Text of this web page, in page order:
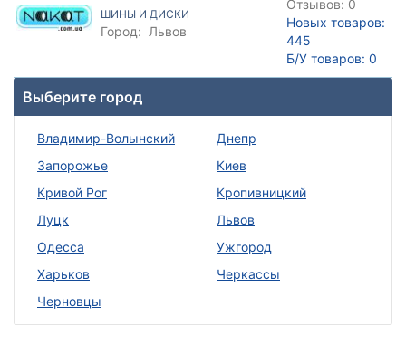
ШИНЫ И ДИСКИ
Город: Львов
Отзывов: 0
Новых товаров:
445
Б/У товаров:0
Выберите город
Владимир-Волынский
Днепр
Запорожье
Киев
Кривой Рог
Кропивницкий
Луцк
Львов
Одесса
Ужгород
Харьков
Черкассы
Черновцы